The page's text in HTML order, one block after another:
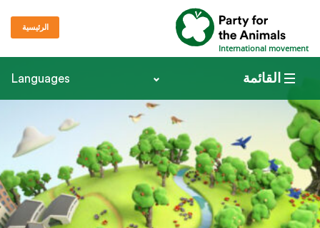
International movement
الرئيسية
القائمة Languages